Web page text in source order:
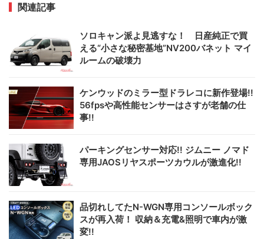
関連記事
ソロキャン派よ見逃すな！ 日産純正で買
える“小さな秘密基地”NV200バネット マイ
ルームの破壊力
ケンウッドのミラー型ドラレコに新作登場!!
56fpsや高性能センサーはさすが老舗の仕
事!!
パーキングセンサー対応!! ジムニー ノマド
専用JAOSリヤスポーツカウルが激進化!!
品切れしてたN-WGN専用コンソールボック
スが再入荷！ 収納＆充電&照明で車内が激
変!!